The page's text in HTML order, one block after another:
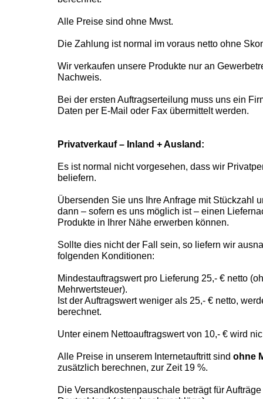
Alle Preise sind ohne Mwst.
Die Zahlung ist normal im voraus netto ohne
Wir verkaufen unsere Produkte nur an
Nachweis.
Bei der ersten Auftragserteilung muss uns ein
Daten per E-Mail oder Fax übermittelt werden.
Privatverkauf – Inland + Ausland:
Es ist normal nicht vorgesehen, dass wir
beliefern.
Übersenden Sie uns Ihre Anfrage mit Stückzahl
dann – sofern es uns möglich ist – einen
Produkte in Ihrer Nähe erwerben können.
Sollte dies nicht der Fall sein, so liefern wir
folgenden Konditionen:
Mindestauftragswert pro Lieferung 25,- € netto
Mehrwertsteuer).
Ist der Auftragswert weniger als 25,- € netto,
berechnet.
Unter einem Nettoauftragswert von 10,- € wird
Alle Preise in unserem Internetauftritt sind ohne
zusätzlich berechnen, zur Zeit 19 %.
Die Versandkostenpauschale beträgt für